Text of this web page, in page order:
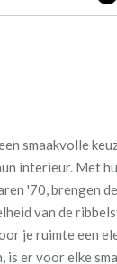
smaakvolle
interieur. Met
'70, brengen
van de
je ruimte een
is er voor elke